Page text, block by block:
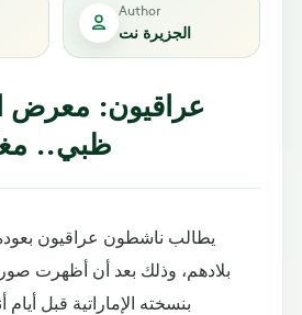
Author
الجزيرة نت
عراقيون: معرض
ظبي..
يطالب ناشطون عراقيون بعودة
بلادهم، وذلك بعد أن أظهرت
بنسخته الإماراتية قبل